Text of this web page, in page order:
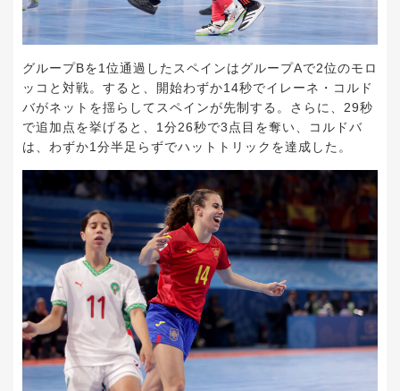
グループBを1位通過したスペインはグループAで2位のモロ
ッコと対戦。すると、開始わずか14秒でイレーネ・コルド
バがネットを揺らしてスペインが先制する。さらに、29秒
で追加点を挙げると、1分26秒で3点目を奪い、コルドバ
は、わずか1分半足らずでハットトリックを達成した。